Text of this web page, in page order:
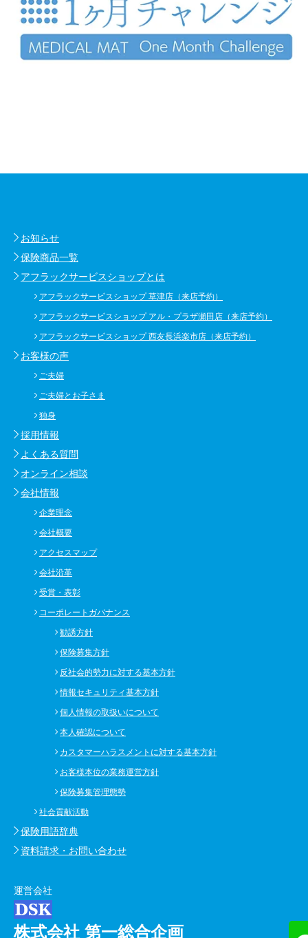
お知らせ
保険商品一覧
アフラックサービスショップとは
アフラックサービスショップ 草津店（来店予約）
アフラックサービスショップ アル・プラザ瀬田店（来店予約）
アフラックサービスショップ 西友長浜楽市店（来店予約）
お客様の声
ご夫婦
ご夫婦とお子さま
独身
採用情報
よくある質問
オンライン相談
会社情報
企業理念
会社概要
アクセスマップ
会社沿革
受賞・表彰
コーポレートガバナンス
勧誘方針
保険募集方針
反社会的勢力に対する基本方針
情報セキュリティ基本方針
個人情報の取扱いについて
本人確認について
カスタマーハラスメントに対する基本方針
お客様本位の業務運営方針
保険募集管理態勢
社会貢献活動
保険用語辞典
資料請求・お問い合わせ
運営会社
株式会社 第一総合企画